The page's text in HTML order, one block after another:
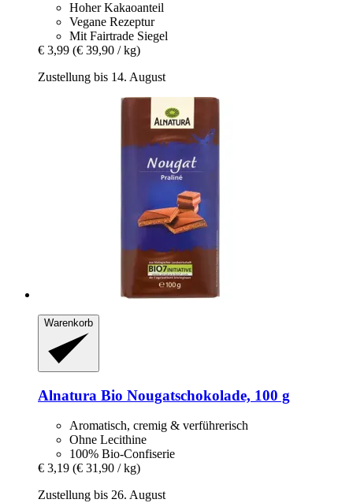
Hoher Kakaoanteil
Vegane Rezeptur
Mit Fairtrade Siegel
€ 3,99 (€ 39,90 / kg)
Zustellung bis 14. August
Warenkorb
Alnatura Bio Nougatschokolade, 100 g
Aromatisch, cremig & verführerisch
Ohne Lecithine
100% Bio-Confiserie
€ 3,19 (€ 31,90 / kg)
Zustellung bis 26. August